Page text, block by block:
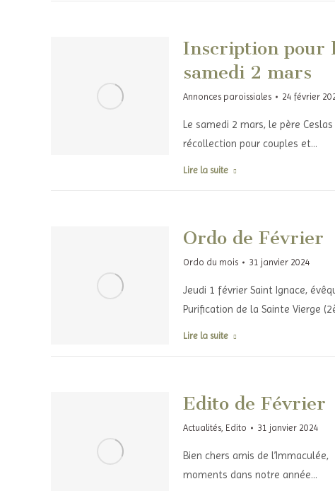
Inscription pour
samedi 2 mars
Annonces paroissiales 24 février
Le samedi 2 mars, le père
récollection pour couples et…
Lire la suite
Ordo de Février
Ordo du mois 31 janvier 2024
Jeudi 1 février Saint Ignace,
Purification de la Sainte Vierge
Lire la suite
Edito de Février
Actualités, Edito 31 janvier 2024
Bien chers amis de
moments dans notre année…